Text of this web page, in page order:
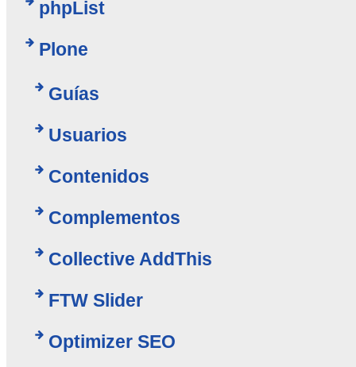
phpList
Plone
Guías
Usuarios
Contenidos
Complementos
Collective AddThis
FTW Slider
Optimizer SEO